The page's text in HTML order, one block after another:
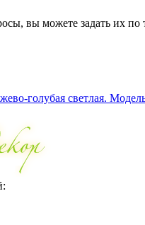
вы можете задать их по
голубая светлая.